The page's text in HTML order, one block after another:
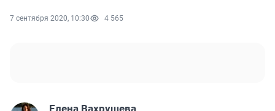
7 сентября 2020, 10:30 4 565